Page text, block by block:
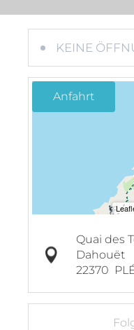
KEINE
Anfahrt
Quai des
Dahouët
22370